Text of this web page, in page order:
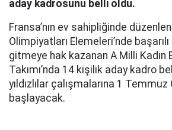
aday kadrosunu belli oldu.
Fransa’nın ev sahipliğinde
Olimpiyatları Elemeleri’nde
gitmeye hak kazanan A Milli Kadın
Takımı’nda 14 kişilik aday kadro
yıldızlılar çalışmalarına 1
başlayacak.